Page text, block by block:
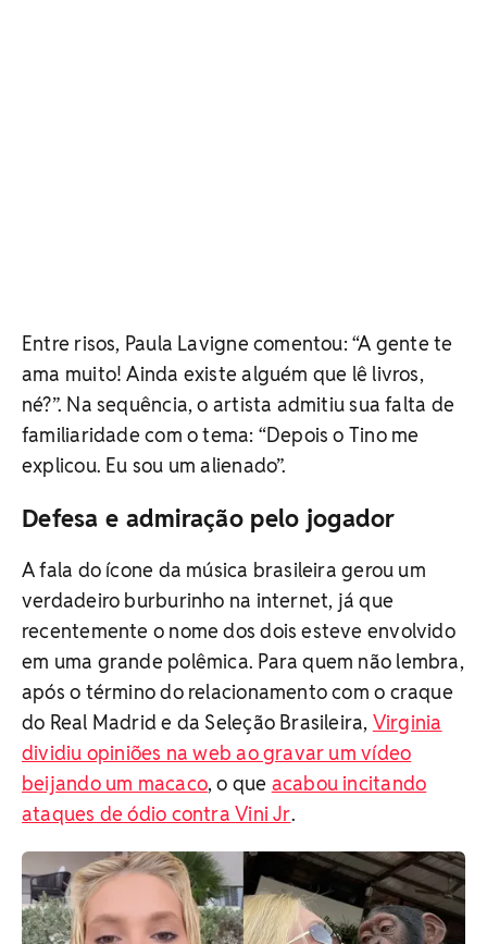
Entre risos, Paula Lavigne comentou: “A gente te
ama muito! Ainda existe alguém que lê livros,
né?”. Na sequência, o artista admitiu sua falta de
familiaridade com o tema: “Depois o Tino me
explicou. Eu sou um alienado”.
Defesa e admiração pelo jogador
A fala do ícone da música brasileira gerou um
verdadeiro burburinho na internet, já que
recentemente o nome dos dois esteve envolvido
em uma grande polêmica. Para quem não lembra,
após o término do relacionamento com o craque
do Real Madrid e da Seleção Brasileira, Virginia
dividiu opiniões na web ao gravar um vídeo
beijando um macaco, o que acabou incitando
ataques de ódio contra Vini Jr.